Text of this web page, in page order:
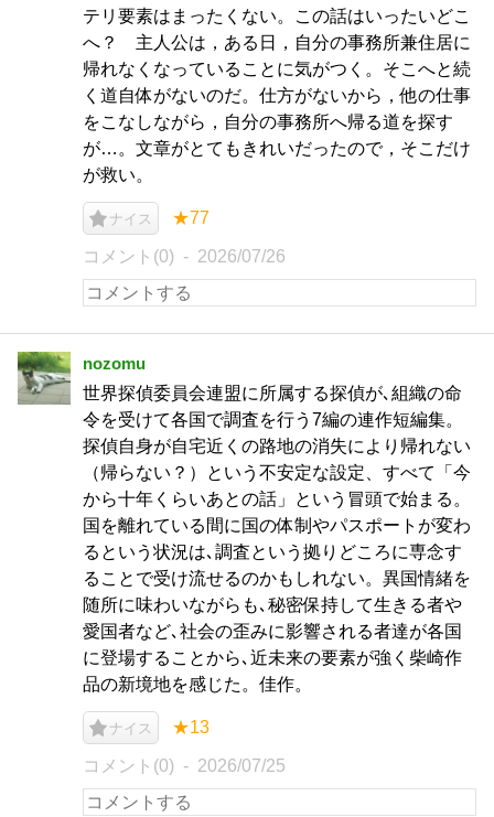
テリ要素はまったくない。この話はいったいどこ
へ？ 主人公は，ある日，自分の事務所兼住居に
帰れなくなっていることに気がつく。そこへと続
く道自体がないのだ。仕方がないから，他の仕事
をこなしながら，自分の事務所へ帰る道を探す
が…。文章がとてもきれいだったので，そこだけ
が救い。
ナイス ★77
コメント(0) 2026/07/26
nozomu
世界探偵委員会連盟に所属する探偵が､組織の命
令を受けて各国で調査を行う7編の連作短編集。
探偵自身が自宅近くの路地の消失により帰れない
（帰らない？）という不安定な設定、すべて「今
から十年くらいあとの話」という冒頭で始まる。
国を離れている間に国の体制やパスポートが変わ
るという状況は､調査という拠りどころに専念す
ることで受け流せるのかもしれない。異国情緒を
随所に味わいながらも､秘密保持して生きる者や
愛国者など､社会の歪みに影響される者達が各国
に登場することから､近未来の要素が強く柴崎作
品の新境地を感じた。佳作。
ナイス ★13
コメント(0) 2026/07/25